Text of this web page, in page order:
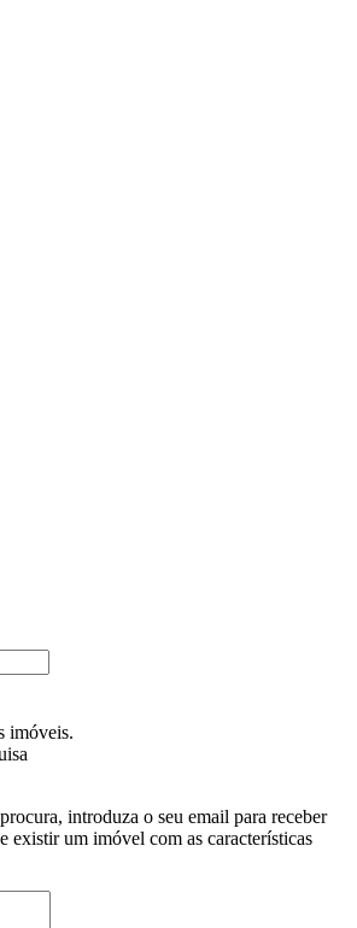
imóveis.
introduza o seu email para receber
existir um imóvel com as características